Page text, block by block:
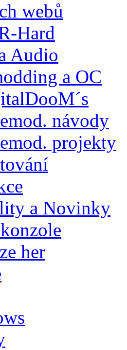
webů
Hard
Audio
a OC
návody
projekty
a Novinky
her